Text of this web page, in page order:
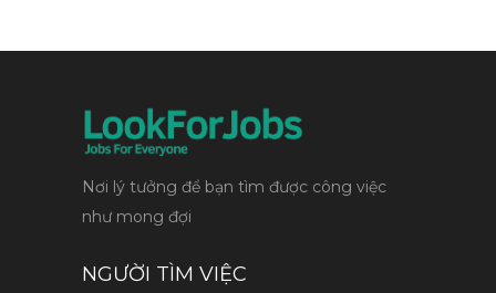
Nơi lý tưởng để bạn tìm được công việc
như mong đợi
NGƯỜI TÌM VIỆC